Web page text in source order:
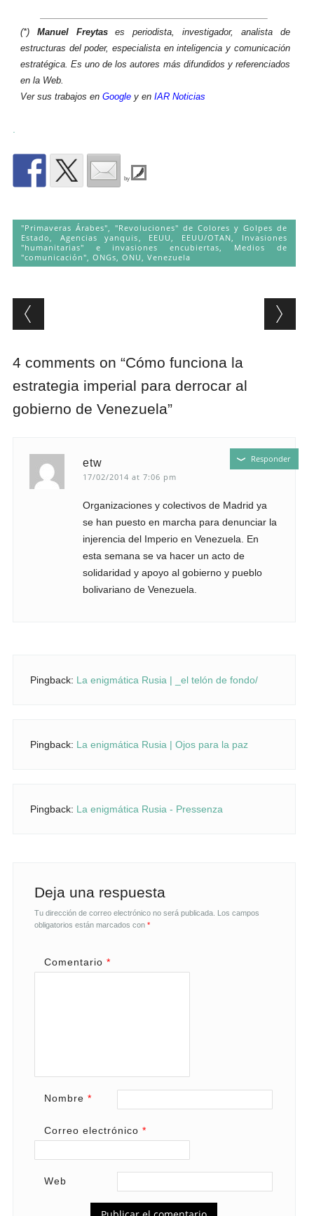
(*) Manuel Freytases periodista, investigador, analista de
estructuras del poder, especialista en inteligencia y comunicación
estratégica. Es uno de los autores más difundidos y referenciados
en la Web.
Ver sus trabajos en Googley en IAR Noticias
.
by
"Primaveras Árabes", "Revoluciones" de Colores y Golpes de
Estado, Agencias yanquis, EEUU, EEUU/OTAN, Invasiones
"humanitarias" e invasiones encubiertas, Medios de
"comunicación", ONGs, ONU, Venezuela
Post navigation
4 comments on “Cómo funciona la
estrategia imperial para derrocar al
gobierno de Venezuela”
etw
17/02/2014 at 7:06 pm
Organizaciones y colectivos de Madrid ya
se han puesto en marcha para denunciar la
injerencia del Imperio en Venezuela. En
esta semana se va hacer un acto de
solidaridad y apoyo al gobierno y pueblo
bolivariano de Venezuela.
Responder
Pingback: La enigmática Rusia | _el telón de fondo/
Pingback: La enigmática Rusia | Ojos para la paz
Pingback: La enigmática Rusia - Pressenza
Deja una respuesta
Tu dirección de correo electrónico no será publicada.
Los campos
obligatorios están marcados con *
Comentario *
Nombre *
Correo electrónico *
Web